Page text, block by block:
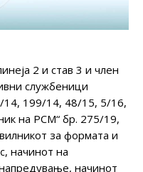
2 и став 3 и член
службеници
14, 199/14, 48/15, 5/16,
на РСМ“ бр. 275/19,
за формата и
начинот на
начинот